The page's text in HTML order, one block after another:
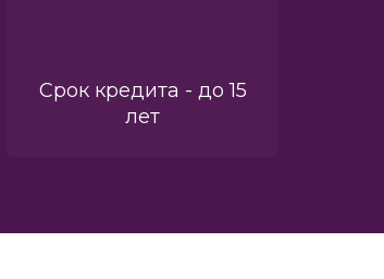
Срок кредита - до 15
лет